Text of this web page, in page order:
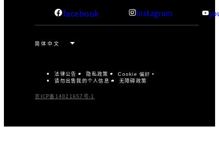
facebook instagram
法律公告 隐私政策 Cookie 偏好
请勿出售我的个人信息 无障碍政策
京ICP备14021657号-1